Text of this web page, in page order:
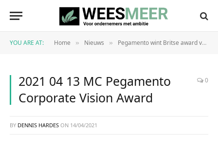
YOU ARE AT: Home » Nieuws » Pegamento wint Britse award voor beste Robotgestuurde Procesautomatisering
2021 04 13 MC Pegamento
Corporate Vision Award
0
BY DENNIS HARDES ON 14/04/2021